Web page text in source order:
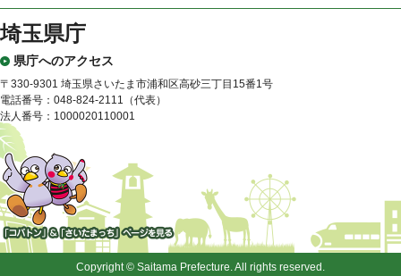
埼玉県庁
県庁へのアクセス
〒330-9301 埼玉県さいたま市浦和区高砂三丁目15番1号
電話番号：048-824-2111（代表）
法人番号：1000020110001
「コバトン」&「さいたまっ
Copyright © Saitama Prefecture. All rights reserved.